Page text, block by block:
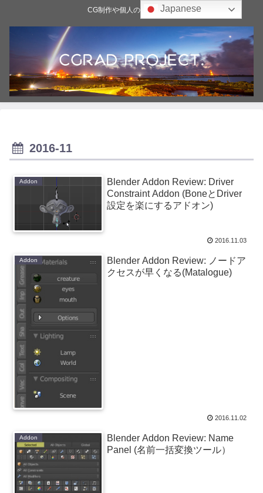
CG制作や個人の雑記ブログ
2016-11
Addon
Blender Addon Review: Driver
Constraint Addon (BoneとDriver
設定を楽にするアドオン)
2016.11.03
Addon
Blender Addon Review: ノードア
クセスが早くなる(Matalogue)
2016.11.02
Addon
Blender Addon Review: Name
Panel (名前一括変換ツール）
Japanese